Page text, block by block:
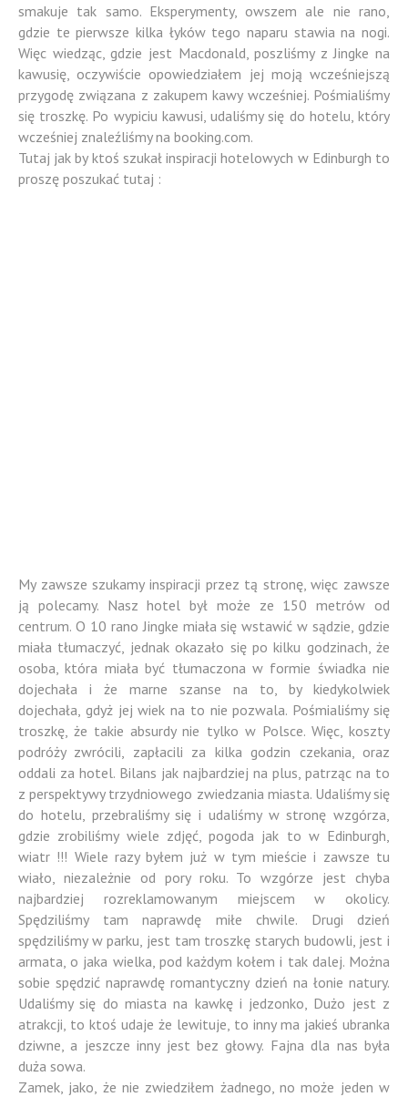
smakuje tak samo. Eksperymenty, owszem ale nie rano,
gdzie te pierwsze kilka łyków tego naparu stawia na nogi.
Więc wiedząc, gdzie jest Macdonald, poszliśmy z Jingke na
kawusię, oczywiście opowiedziałem jej moją wcześniejszą
przygodę związana z zakupem kawy wcześniej. Pośmialiśmy
się troszkę. Po wypiciu kawusi, udaliśmy się do hotelu, który
wcześniej znaleźliśmy na booking.com.
Tutaj jak by ktoś szukał inspiracji hotelowych w Edinburgh to
proszę poszukać tutaj :
My zawsze szukamy inspiracji przez tą stronę, więc zawsze
ją polecamy. Nasz hotel był może ze 150 metrów od
centrum. O 10 rano Jingke miała się wstawić w sądzie, gdzie
miała tłumaczyć, jednak okazało się po kilku godzinach, że
osoba, która miała być tłumaczona w formie świadka nie
dojechała i że marne szanse na to, by kiedykolwiek
dojechała, gdyż jej wiek na to nie pozwala. Pośmialiśmy się
troszkę, że takie absurdy nie tylko w Polsce. Więc, koszty
podróży zwrócili, zapłacili za kilka godzin czekania, oraz
oddali za hotel. Bilans jak najbardziej na plus, patrząc na to
z perspektywy trzydniowego zwiedzania miasta. Udaliśmy się
do hotelu, przebraliśmy się i udaliśmy w stronę wzgórza,
gdzie zrobiliśmy wiele zdjęć, pogoda jak to w Edinburgh,
wiatr !!! Wiele razy byłem już w tym mieście i zawsze tu
wiało, niezależnie od pory roku. To wzgórze jest chyba
najbardziej rozreklamowanym miejscem w okolicy.
Spędziliśmy tam naprawdę miłe chwile. Drugi dzień
spędziliśmy w parku, jest tam troszkę starych budowli, jest i
armata, o jaka wielka, pod każdym kołem i tak dalej. Można
sobie spędzić naprawdę romantyczny dzień na łonie natury.
Udaliśmy się do miasta na kawkę i jedzonko, Dużo jest z
atrakcji, to ktoś udaje że lewituje, to inny ma jakieś ubranka
dziwne, a jeszcze inny jest bez głowy. Fajna dla nas była
duża sowa.
Zamek, jako, że nie zwiedziłem żadnego, no może jeden w